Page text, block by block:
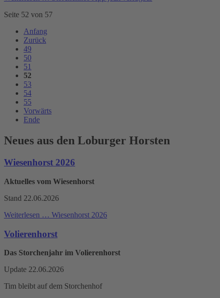
Seite 52 von 57
Anfang
Zurück
49
50
51
52
53
54
55
Vorwärts
Ende
Neues aus den Loburger Horsten
Wiesenhorst 2026
Aktuelles vom Wiesenhorst
Stand 22.06.2026
Weiterlesen … Wiesenhorst 2026
Volierenhorst
Das Storchenjahr im Volierenhorst
Update 22.06.2026
Tim bleibt auf dem Storchenhof